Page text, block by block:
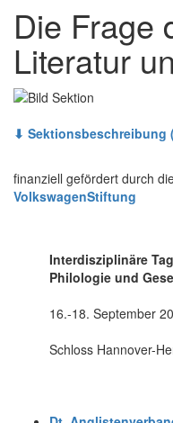
Die Frage
Literatur
⬇ Sektionsbeschreibung
finanziell gefördert durch
VolkswagenStiftung
Interdisziplinäre
Philologie und
16.-18. September
Schloss Hannover-